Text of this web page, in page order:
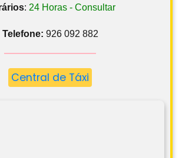
: 24 Horas - Consultar
Telefone: 926 092 882
Central de Táxi